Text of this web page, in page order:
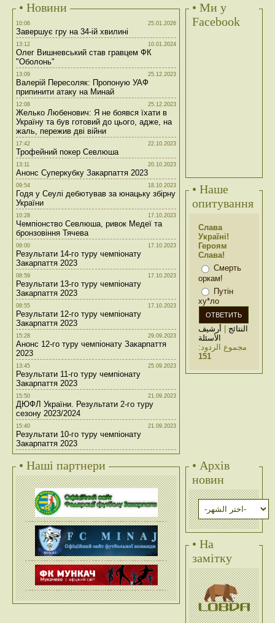
• Новини
10:06 25.01.2026
Завершує гру на 34-ій хвилині
13:12 10.01.2024
Олег Вишневський став гравцем ФК
"Оболонь"
13:09 25.12.2023
Валерій Пересоляк: Пропоную УАФ
припинити атаку на Минай
12:08 25.12.2023
Желько Любенович: Я не боявся їхати в
Україну та був готовий до цього, адже, на
жаль, пережив дві війни
17:42 22.10.2023
Трофейний покер Севлюша
13:11 20.10.2023
Анонс Суперкубку Закарпаття 2023
09:54 18.10.2023
Годя у Сеулі дебютував за юнацьку збірну
України
10:28 17.10.2023
Чемпіонство Севлюша, ривок Медеї та
бронзовіння Тячева
09:00 17.10.2023
Результати 14-го туру чемпіонату
Закарпаття 2023
08:59 17.10.2023
Результати 13-го туру чемпіонату
Закарпаття 2023
08:55 17.10.2023
Результати 12-го туру чемпіонату
Закарпаття 2023
15:28 29.09.2023
Анонс 12-го туру чемпіонату Закарпаття
2023
13:45 25.09.2023
Результати 11-го туру чемпіонату
Закарпаття 2023
15:50 21.09.2023
ДЮФЛ України. Результати 2-го туру
сезону 2023/2024
15:40 21.09.2023
Результати 10-го туру чемпіонату
Закарпаття 2023
• Ми у
Facebook
• Наше
опитування
Слава
Україні!
Героям
Слава!
Смерть
оркам!
Путін
ху*ло
النتائج | أرشيف
الأسئلة
مجموع الردود:
151
• Наші партнери
• Архів
новин
• На
замітку